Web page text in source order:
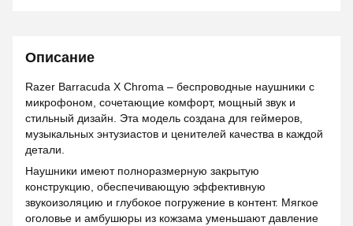
Описание
Razer Barracuda X Chroma – беспроводные наушники с
микрофоном, сочетающие комфорт, мощный звук и
стильный дизайн. Эта модель создана для геймеров,
музыкальных энтузиастов и ценителей качества в каждой
детали.
Наушники имеют полноразмерную закрытую
конструкцию, обеспечивающую эффективную
звукоизоляцию и глубокое погружение в контент. Мягкое
оголовье и амбушюры из кожзама уменьшают давление